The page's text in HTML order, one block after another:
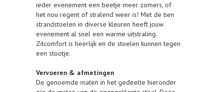
ieder evenement een beetje meer zomers, of
het nou regent of stralend weer is! Met de tien
strandstoelen in diverse kleuren heeft jouw
evenement al snel een warme uitstraling.
Zitcomfort is heerlijk en de stoelen kunnen tegen
een stootje.
Vervoeren & afmetingen
De genoemde maten in het gedeelte hieronder